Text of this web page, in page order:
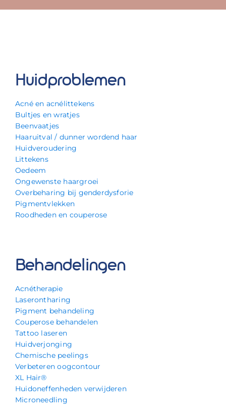
Huidproblemen
Acné en acnélittekens
Bultjes en wratjes
Beenvaatjes
Haaruitval / dunner wordend haar
Huidveroudering
Littekens
Oedeem
Ongewenste haargroei
Overbeharing bij genderdysforie
Pigmentvlekken
Roodheden en couperose
Behandelingen
Acnétherapie
Laserontharing
Pigment behandeling
Couperose behandelen
Tattoo laseren
Huidverjonging
Chemische peelings
Verbeteren oogcontour
XL Hair®
Huidoneffenheden verwijderen
Microneedling